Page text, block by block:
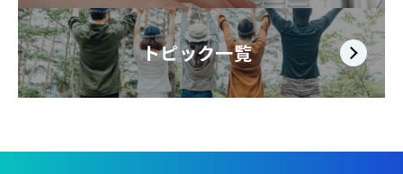
トピック一覧